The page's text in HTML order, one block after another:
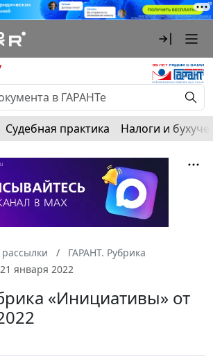
Судебная практика Налоги и
ГАРАНТ. Рубрика
21 января 2022
«Инициативы» от